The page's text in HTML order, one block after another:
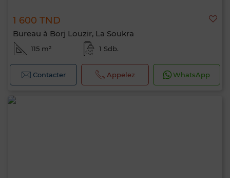
1 600 TND
Bureau à Borj Louzir, La Soukra
115 m² 1 Sdb.
Contacter Appelez WhatsApp